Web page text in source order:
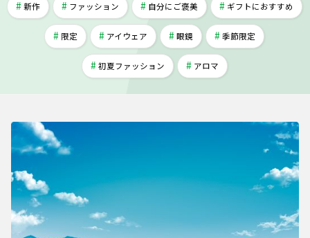
新作 ファッション 自分にご褒美 ギフトにおすすめ
限定 アイウェア 眼鏡 季節限定
初夏ファッション アロマ